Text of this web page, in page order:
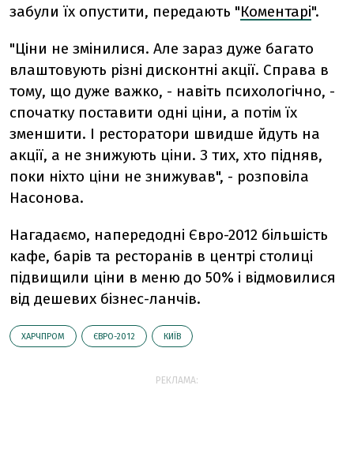
забули їх опустити, передають "Коментарі".
"Ціни не змінилися. Але зараз дуже багато
влаштовують різні дисконтні акції. Справа в
тому, що дуже важко, - навіть психологічно, -
спочатку поставити одні ціни, а потім їх
зменшити. І ресторатори швидше йдуть на
акції, а не знижують ціни. З тих, хто підняв,
поки ніхто ціни не знижував", - розповіла
Насонова.
Нагадаємо, напередодні Євро-2012 більшість
кафе, барів та ресторанів в центрі столиці
підвищили ціни в меню до 50% і відмовилися
від дешевих бізнес-ланчів.
ХАРЧПРОМ ЄВРО-2012 КИЇВ
РЕКЛАМА: